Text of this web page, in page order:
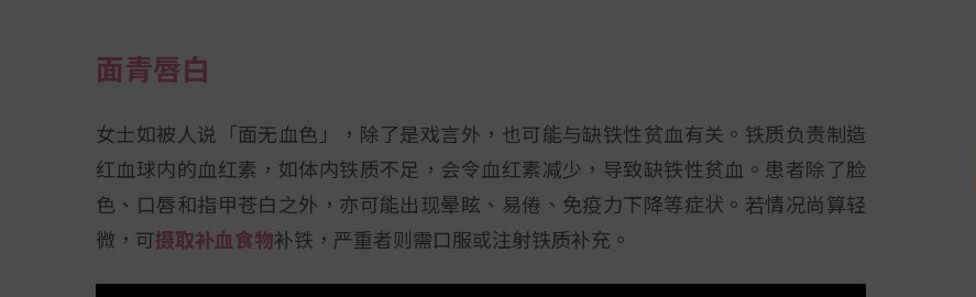
面青唇白
女士如被人说「面无血色」，除了是戏言外，也可能与缺铁性贫血有关。铁质负责制造
红血球内的血红素，如体内铁质不足，会令血红素减少，导致缺铁性贫血。患者除了脸
色、口唇和指甲苍白之外，亦可能出现晕眩、易倦、免疫力下降等症状。若情况尚算轻
微，可摄取补血食物补铁，严重者则需口服或注射铁质补充。